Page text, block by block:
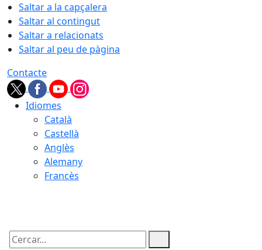
Saltar a la capçalera
Saltar al contingut
Saltar a relacionats
Saltar al peu de pàgina
Contacte
Idiomes
Català
Castellà
Anglès
Alemany
Francès